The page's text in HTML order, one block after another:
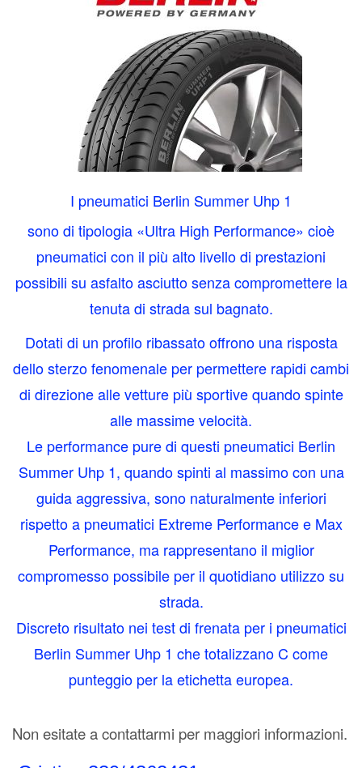
I pneumatici Berlin Summer Uhp 1
sono di tipologia «Ultra High Performance» cioè
pneumatici con il più alto livello di prestazioni
possibili su asfalto asciutto senza compromettere la
tenuta di strada sul bagnato.
Dotati di un profilo ribassato offrono una risposta
dello sterzo fenomenale per permettere rapidi cambi
di direzione alle vetture più sportive quando spinte
alle massime velocità.
Le performance pure di questi pneumatici Berlin
Summer Uhp 1, quando spinti al massimo con una
guida aggressiva, sono naturalmente inferiori
rispetto a pneumatici Extreme Performance e Max
Performance, ma rappresentano il miglior
compromesso possibile per il quotidiano utilizzo su
strada.
Discreto risultato nei test di frenata per i pneumatici
Berlin Summer Uhp 1 che totalizzano C come
punteggio per la etichetta europea.
Non esitate a contattarmi per maggiori informazioni.